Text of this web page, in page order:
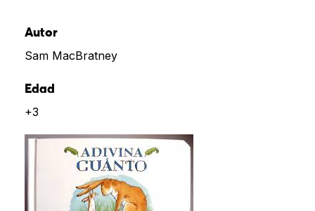
Autor
Sam MacBratney
Edad
+3